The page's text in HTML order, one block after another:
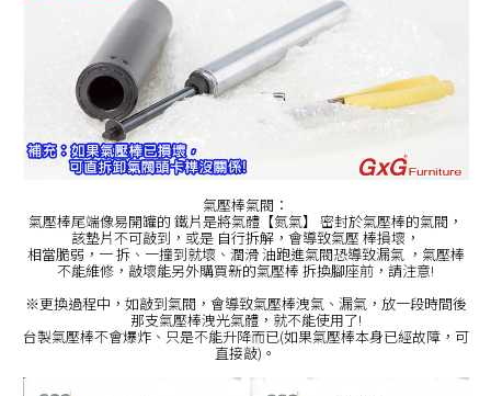
氣壓棒氣閥：
氣壓棒尾端像易開罐的 鐵片是將氣體【氮氣】 密封於氣壓棒的氣閥，
該墊片不可敲到，或是 自行拆解，會導致氣壓 棒損壞，
相當脆弱，一 拆、一撞到就壞、潤滑 油跑進氣閥恐導致漏氣 ，氣壓棒
不能維修，敲壞能另外購買新的氣壓棒 拆換腳座前，請注意!
※更換過程中，如敲到氣閥，會導致氣壓棒洩氣、漏氣，放一段時間後
那支氣壓棒洩光氣體，就不能使用了!
台製氣壓棒不會爆炸、只是不能升降而已(如果氣壓棒本身已經故障，可
直接敲)。